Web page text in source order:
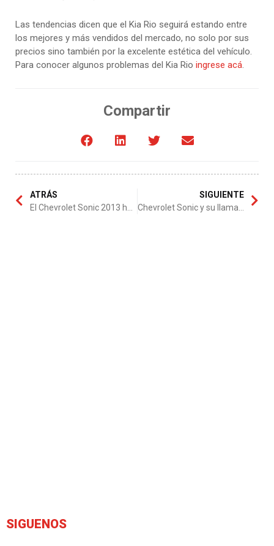
Las tendencias dicen que el Kia Rio seguirá estando entre
los mejores y más vendidos del mercado, no solo por sus
precios sino también por la excelente estética del vehículo.
Para conocer algunos problemas del Kia Rio ingrese acá.
Compartir
ATRÁS
SIGUIENTE
SIGUENOS